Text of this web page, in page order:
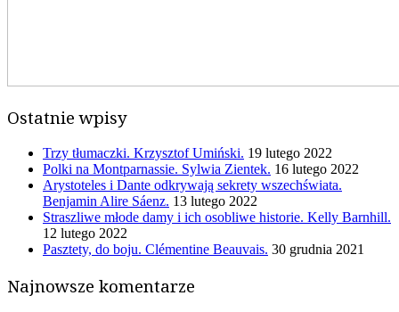
Ostatnie wpisy
Trzy tłumaczki. Krzysztof Umiński. 19 lutego 2022
Polki na Montparnassie. Sylwia Zientek. 16 lutego 2022
Arystoteles i Dante odkrywają sekrety wszechświata.
Benjamin Alire Sáenz. 13 lutego 2022
Straszliwe młode damy i ich osobliwe historie. Kelly Barnhill.
12 lutego 2022
Pasztety, do boju. Clémentine Beauvais. 30 grudnia 2021
Najnowsze komentarze